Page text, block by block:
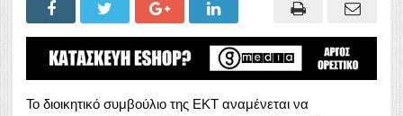
Το διοικητικό συμβούλιο της ΕΚΤ αναμένεται να